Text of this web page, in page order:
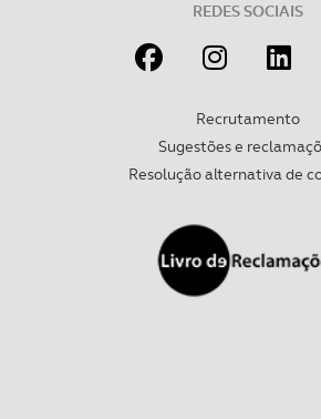
REDES SOCIAIS
Recrutamento
Sugestões e
Resolução alternativa de